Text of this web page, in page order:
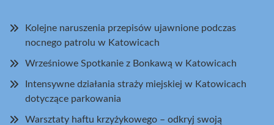
Kolejne naruszenia przepisów ujawnione podczas
nocnego patrolu w Katowicach
Wrześniowe Spotkanie z Bonkawą w Katowicach
Intensywne działania straży miejskiej w Katowicach
dotyczące parkowania
Warsztaty haftu krzyżykowego – odkryj swoją